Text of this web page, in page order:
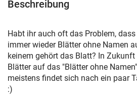
Beschreibung
Habt ihr auch oft das Problem,
immer wieder Blätter ohne Namen
keinem gehört das Blatt? In
Blätter auf das "Blätter ohne
meistens findet sich nach ein paar
:)